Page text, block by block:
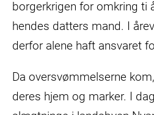
borgerkrigen for omkring ti
hendes datters mand. I
derfor alene haft ansvaret
Da oversvømmelserne
deres hjem og marker. I